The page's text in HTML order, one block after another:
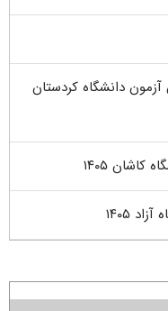
دانشگاه کردستان
۱۴۰۵
۱۴۰۵